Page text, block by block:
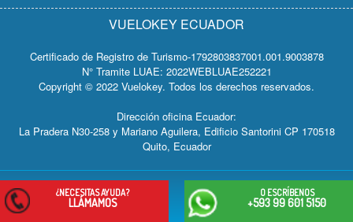
icon icon icon
VUELOKEY ECUADOR
Certificado de Registro de Turismo-1792803837001.001.9003878
N° Tramite LUAE: 2022WEBLUAE252221
Copyright © 2022 Vuelokey. Todos los derechos reservados.
Dirección oficina Ecuador:
La Pradera N30-258 y Mariano Aguilera, Edificio Santorini CP 170518
Quito, Ecuador
¿NECESITAS AYUDA?
LLÁMAMOS
O ESCRÍBENOS
+593 99 601 5150